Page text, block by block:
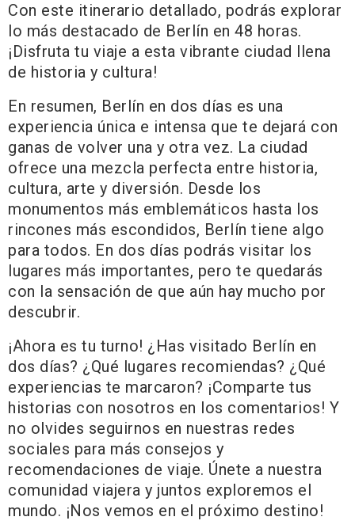
Con este itinerario detallado, podrás explorar
lo más destacado de Berlín en 48 horas.
¡Disfruta tu viaje a esta vibrante ciudad llena
de historia y cultura!
En resumen, Berlín en dos días es una
experiencia única e intensa que te dejará con
ganas de volver una y otra vez. La ciudad
ofrece una mezcla perfecta entre historia,
cultura, arte y diversión. Desde los
monumentos más emblemáticos hasta los
rincones más escondidos, Berlín tiene algo
para todos. En dos días podrás visitar los
lugares más importantes, pero te quedarás
con la sensación de que aún hay mucho por
descubrir.
¡Ahora es tu turno! ¿Has visitado Berlín en
dos días? ¿Qué lugares recomiendas? ¿Qué
experiencias te marcaron? ¡Comparte tus
historias con nosotros en los comentarios! Y
no olvides seguirnos en nuestras redes
sociales para más consejos y
recomendaciones de viaje. Únete a nuestra
comunidad viajera y juntos exploremos el
mundo. ¡Nos vemos en el próximo destino!